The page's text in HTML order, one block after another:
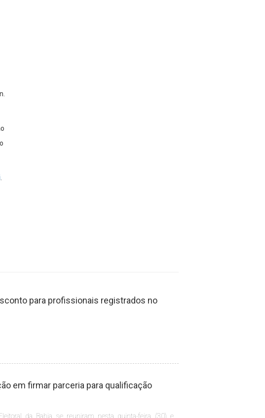
para profissionais registrados no
em firmar parceria para qualificação
da Bahia se reuniram nesta quinta-feira (30) e